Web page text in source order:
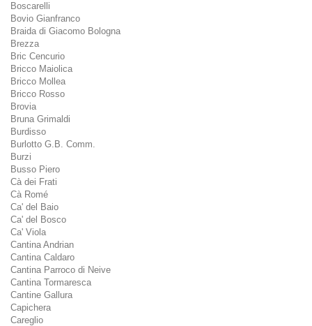
Boscarelli
Bovio Gianfranco
Braida di Giacomo Bologna
Brezza
Bric Cencurio
Bricco Maiolica
Bricco Mollea
Bricco Rosso
Brovia
Bruna Grimaldi
Burdisso
Burlotto G.B. Comm.
Burzi
Busso Piero
Cà dei Frati
Cà Romé
Ca' del Baio
Ca' del Bosco
Ca' Viola
Cantina Andrian
Cantina Caldaro
Cantina Parroco di Neive
Cantina Tormaresca
Cantine Gallura
Capichera
Careglio